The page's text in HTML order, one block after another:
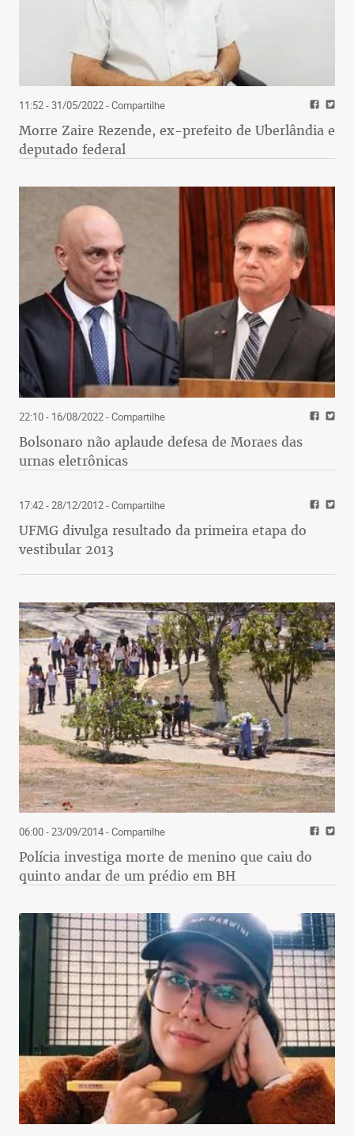
11:52 - 31/05/2022- Compartilhe
Morre Zaire Rezende, ex-prefeito de Uberlândia e
deputado federal
22:10 - 16/08/2022- Compartilhe
Bolsonaro não aplaude defesa de Moraes das
urnas eletrônicas
17:42 - 28/12/2012- Compartilhe
UFMG divulga resultado da primeira etapa do
vestibular 2013
06:00 - 23/09/2014- Compartilhe
Polícia investiga morte de menino que caiu do
quinto andar de um prédio em BH